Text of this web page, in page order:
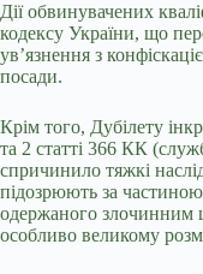
Дії обвинувачених
кодексу України, що
ув’язнення з
посади.
Крім того, Дубілету
та 2 статті 366 КК
спричинило тяжкі
підозрюють за
одержаного злочинним
особливо великому